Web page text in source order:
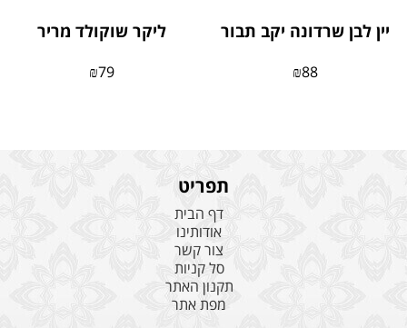
יין לבן שרדונה יקב תבור
₪88
ליקר שוקולד מריר
₪79
תפריט
דף הבית
אודותינו
צור קשר
סל קניות
תקנון האתר
מפת אתר